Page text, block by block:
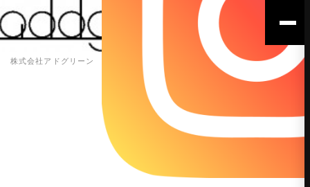
株式会社アドグリーン